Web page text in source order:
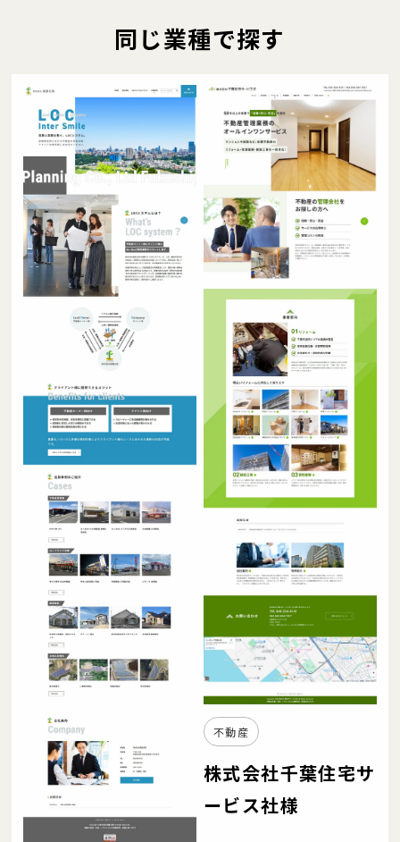
同じ業種で探す
不動産
株式会社千葉住宅サ
ービス社様